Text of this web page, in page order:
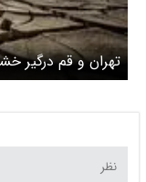
تهران و قم درگیر